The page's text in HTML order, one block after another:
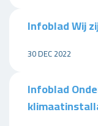
Infoblad Wij
30 DEC 2022
Infoblad